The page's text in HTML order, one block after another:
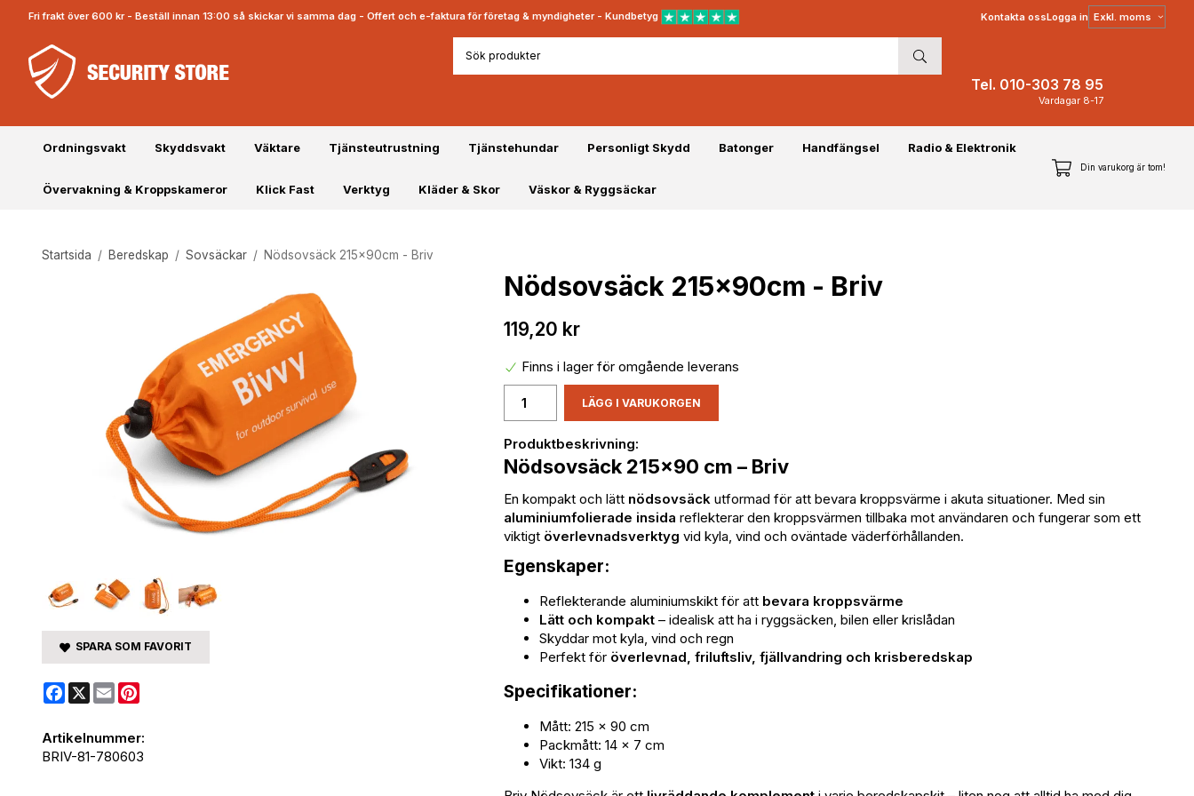
Fri frakt över 600 kr - Beställ innan 13:00 så skickar vi samma dag - Offert och e-faktura för företag & myndigheter - Kundbetyg Kontakta ossLogga in Välj
moms
Tel. 010-303 78 95
Vardagar 8-17
Ordningsvakt Skyddsvakt Väktare Tjänsteutrustning Tjänstehundar Personligt Skydd Batonger Handfängsel Radio & Elektronik
Övervakning & Kroppskameror Klick Fast Verktyg Kläder & Skor Väskor & Ryggsäckar
Din varukorg är tom!
Startsida / Beredskap / Sovsäckar / Nödsovsäck 215x90cm - Briv
Nödsovsäck 215x90cm - Briv
119,20 kr
Finns i lager för omgående leverans
LÄGG I VARUKORGEN
Produktbeskrivning:
Nödsovsäck 215x90 cm – Briv
En kompakt och lätt nödsovsäck utformad för att bevara kroppsvärme i akuta situationer. Med sin
aluminiumfolierade insida reflekterar den kroppsvärmen tillbaka mot användaren och fungerar som ett
viktigt överlevnadsverktyg vid kyla, vind och oväntade väderförhållanden.
Egenskaper:
Reflekterande aluminiumskikt för att bevara kroppsvärme
Lätt och kompakt – idealisk att ha i ryggsäcken, bilen eller krislådan
Skyddar mot kyla, vind och regn
Perfekt för överlevnad, friluftsliv, fjällvandring och krisberedskap
Specifikationer:
Mått: 215 x 90 cm
Packmått: 14 x 7 cm
Vikt: 134 g
SPARA SOM FAVORIT
Facebook
X Email
Artikelnummer:
BRIV-81-780603